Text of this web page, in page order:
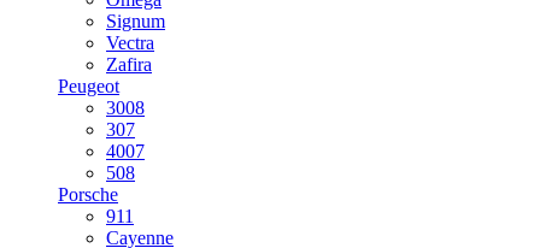
Signum
Vectra
Zafira
Peugeot
3008
307
4007
508
Porsche
911
Cayenne